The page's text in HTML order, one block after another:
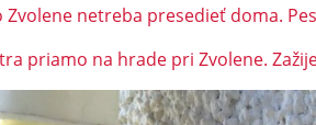
Zvolene netreba presedieť doma.
priamo na hrade pri Zvolene.